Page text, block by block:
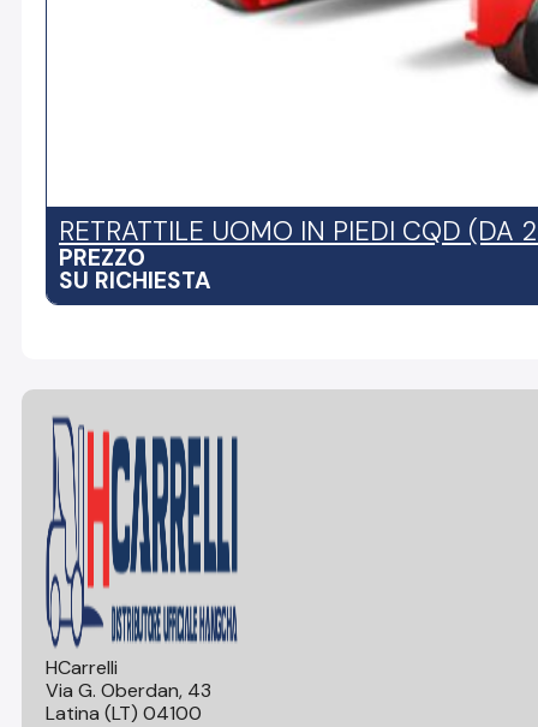
RETRATTILE UOMO IN PIEDI CQD (DA
PREZZO
SU RICHIESTA
HCarrelli
Via G. Oberdan, 43
Latina (LT) 04100